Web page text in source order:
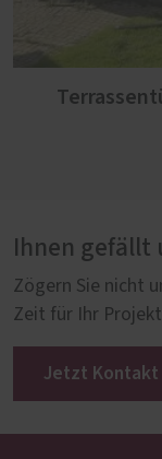
Ihnen gefällt
Zögern Sie nicht
Zeit für Ihr
Jetzt Kontakt